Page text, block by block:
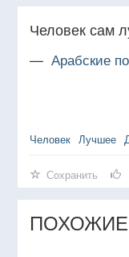
Человек сам
— Арабские
Человек Лучшее
Сохранить